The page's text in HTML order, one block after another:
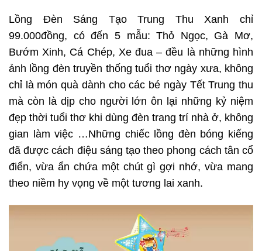
Lồng Đèn Sáng Tạo Trung Thu Xanh chỉ
99.000đồng, có đến 5 mẫu: Thỏ Ngọc, Gà Mơ,
Bướm Xinh, Cá Chép, Xe đua – đều là những hình
ảnh lồng đèn truyền thống tuổi thơ ngày xưa, không
chỉ là món quà dành cho các bé ngày Tết Trung thu
mà còn là dịp cho người lớn ôn lại những kỷ niệm
đẹp thời tuổi thơ khi dùng đèn trang trí nhà ở, không
gian làm việc …Những chiếc lồng đèn bóng kiếng
đã được cách điệu sáng tạo theo phong cách tân cổ
điển, vừa ẩn chứa một chút gì gợi nhớ, vừa mang
theo niềm hy vọng về một tương lai xanh.